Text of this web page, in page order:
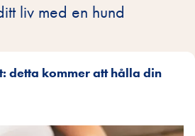
liv med en hund
detta kommer att hålla din